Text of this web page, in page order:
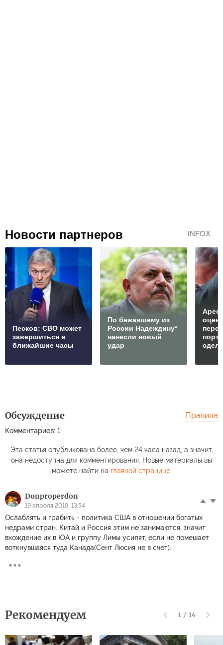
Новости партнеров INFOX
Песков: СВО может
завершиться в
ближайшие часы
По бежавшему из
России Надеждину*
нанесли новый
удар
Обсуждение
Комментариев: 1
Правила
Эта статья опубликована более, чем 24 часа назад, а значит,
она недоступна для комментирования. Новые материалы вы
можете найти на главной странице.
Donproperdon
19 апреля 2019, 13:54
Ослаблять и грабить - политика США в отношении богатых
недрами стран. Китай и Россия этим не занимаются, значит
вхождение их в ЮА и группу Лимы усилят, если не помешает
воткнувшаяся туда Канада(Сент Люсия не в счет).
Рекомендуем 1 / 14